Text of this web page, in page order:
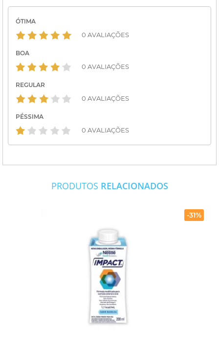
ÓTIMA
0 AVALIAÇÕES
BOA
0 AVALIAÇÕES
REGULAR
0 AVALIAÇÕES
PÉSSIMA
0 AVALIAÇÕES
PRODUTOS RELACIONADOS
-31%